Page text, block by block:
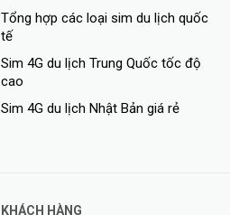
Tổng hợp các loại sim du lịch quốc
tế
Sim 4G du lịch Trung Quốc tốc độ
cao
Sim 4G du lịch Nhật Bản giá rẻ
KHÁCH HÀNG